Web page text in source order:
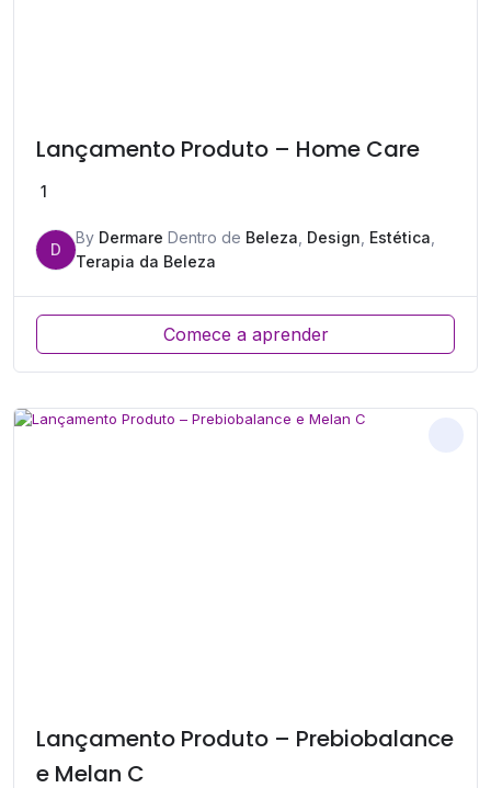
Lançamento Produto – Home Care
1
D
By Dermare Dentro de Beleza Design Estética
Terapia da Beleza
Comece a aprender
Lançamento Produto – Prebiobalance
e Melan C